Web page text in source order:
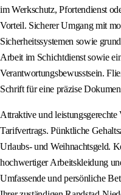
im Werkschutz, Pfortendienst
Vorteil. Sicherer Umgang mit
Sicherheitssystemen sowie
Arbeit im Schichtdienst sowie
Verantwortungsbewusstsein.
Schrift für eine präzise
Attraktive und
Tarifvertrags. Pünktliche
Urlaubs- und Weihnachtsgeld.
hochwertiger Arbeitskleidung
Umfassende und persönliche